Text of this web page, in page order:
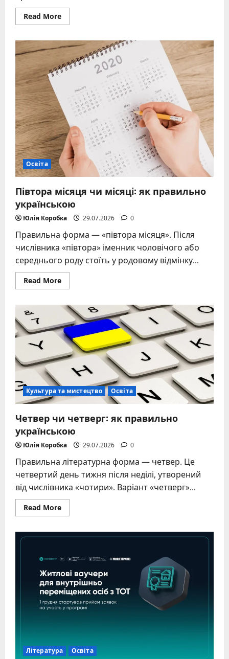
Read MoreRead
more
чи
кружка:
правильно
сказати
українською
Освіта
Півтора місяця чи місяці: як правильно
українською
Юлія Коробка 29.07.2026 0
Правильна форма — «півтора місяця». Після
числівника «півтора» іменник чоловічого або
середнього роду стоїть у родовому відмінку...
Read MoreRead
more
місяця
чи
місяці:
як
правильно
українською
Культура та мистецтво Освіта
Четвер чи четверг: як правильно
українською
Юлія Коробка 29.07.2026 0
Правильна літературна форма — четвер. Це
четвертий день тижня після неділі, утворений
від числівника «чотири». Варіант «четверг»...
Read MoreRead
more
чи
правильно
українською
Література Освіта